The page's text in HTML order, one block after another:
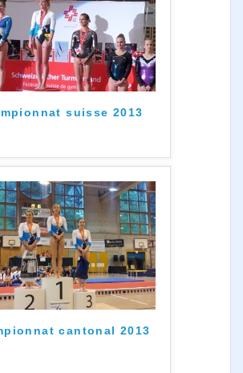
suisse 2013
cantonal 2013